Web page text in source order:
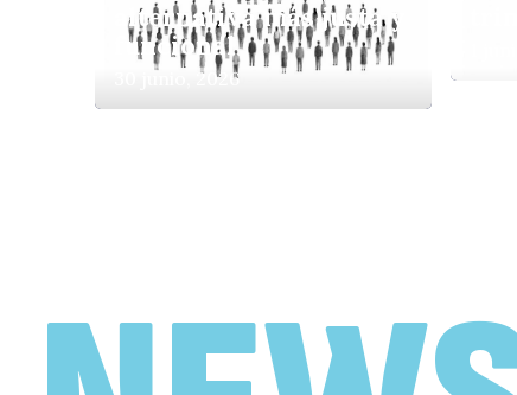
alternativa más justa y
funcional
30 junio, 2026